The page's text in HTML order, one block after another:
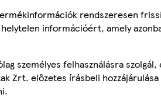
rendszeresen
információért, amely
személyes felhasználásra
Zrt. előzetes írásbeli